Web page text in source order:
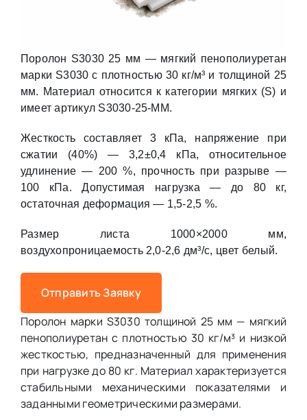
Поролон S3030 25 мм — мягкий пенополиуретан
марки S3030 с плотностью 30 кг/м³ и толщиной 25
мм. Материал относится к категории мягких (S) и
имеет артикул S3030-25-MM.
Жесткость составляет 3 кПа, напряжение при
сжатии (40%) — 3,2±0,4 кПа, относительное
удлинение — 200 %, прочность при разрыве —
100 кПа. Допустимая нагрузка — до 80 кг,
остаточная деформация — 1,5-2,5 %.
Размер листа 1000×2000 мм,
воздухопроницаемость 2,0-2,6 дм³/с, цвет белый.
Отправить Заявку
Поролон марки S3030 толщиной 25 мм — мягкий
пенополиуретан с плотностью 30 кг/м³ и низкой
жесткостью, предназначенный для применения
при нагрузке до 80 кг. Материал характеризуется
стабильными механическими показателями и
заданными геометрическими размерами.